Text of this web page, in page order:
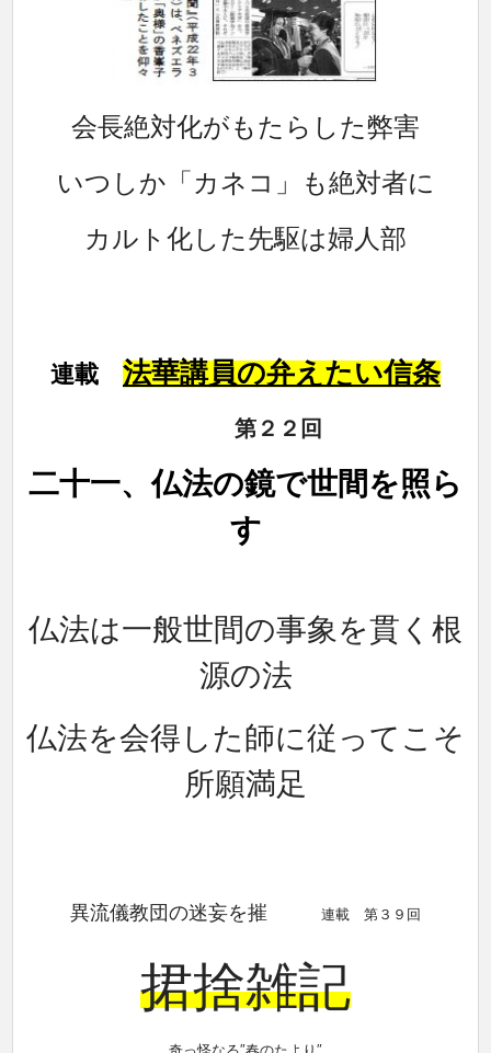
会長絶対化がもたらした弊害
いつしか「カネコ」も絶対者に
カルト化した先駆は婦人部
連載 法華講員の弁えたい信条
第２２回
二十一、仏法の鏡で世間を照ら
す
仏法は一般世間の事象を貫く根
源の法
仏法を会得した師に従ってこそ
所願満足
異流儀教団の迷妄を摧 連載 第３９回
捃捨雑記